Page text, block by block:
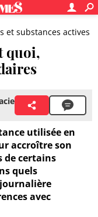
et substances actives
quoi,
utilisée en
accroître son
de certains
quels
avec